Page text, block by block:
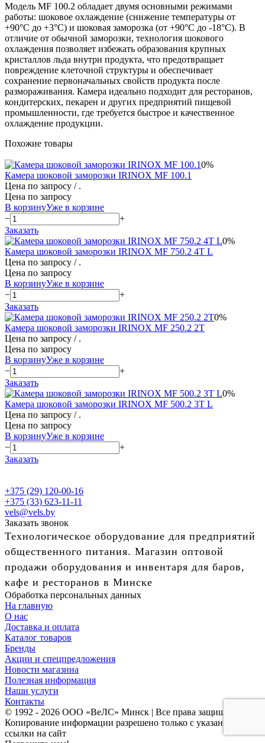
Модель MF 100.2 обладает двумя основными режимами
работы: шоковое охлаждение (снижение температуры от
+90°C до +3°C) и шоковая заморозка (от +90°C до -18°C). В
отличие от обычной заморозки, технология шокового
охлаждения позволяет избежать образования крупных
кристаллов льда внутри продукта, что предотвращает
повреждение клеточной структуры и обеспечивает
сохранение первоначальных свойств продукта после
размораживания. Камера идеально подходит для ресторанов,
кондитерских, пекарен и других предприятий пищевой
промышленности, где требуется быстрое и качественное
охлаждение продукции.
Похожие товары
0%
Камера шоковой заморозки IRINOX MF 100.1
Цена по запросу / .
Цена по запросу
В корзинуУже в корзине
−
+
Заказать
0%
Камера шоковой заморозки IRINOX MF 750.2 4Т L
Цена по запросу / .
Цена по запросу
В корзинуУже в корзине
−
+
Заказать
0%
Камера шоковой заморозки IRINOX MF 250.2 2T
Цена по запросу / .
Цена по запросу
В корзинуУже в корзине
−
+
Заказать
0%
Камера шоковой заморозки IRINOX MF 500.2 3Т L
Цена по запросу / .
Цена по запросу
В корзинуУже в корзине
−
+
Заказать
+375 (29) 120-00-16
+375 (33) 623-11-11
vels@vels.by
Заказать звонок
Технологическое оборудование для предприятий
общественного питания. Магазин оптовой
продажи оборудования и инвентаря для баров,
кафе и ресторанов в Минске
Обработка персональных данных
На главную
О нас
Доставка и оплата
Каталог товаров
Бренды
Акции и спецпредложения
Новости магазина
Полезная информация
Наши услуги
Контакты
© 1992 - 2026 ООО «ВеЛС» Минск | Все права защищены
Копирование информации разрешено только с указанием
ссылки на сайт